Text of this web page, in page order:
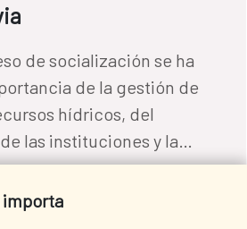
de socialización se ha
de la gestión de
hídricos, del
las instituciones y la
importa